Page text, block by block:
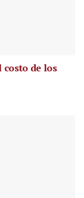
costo de los